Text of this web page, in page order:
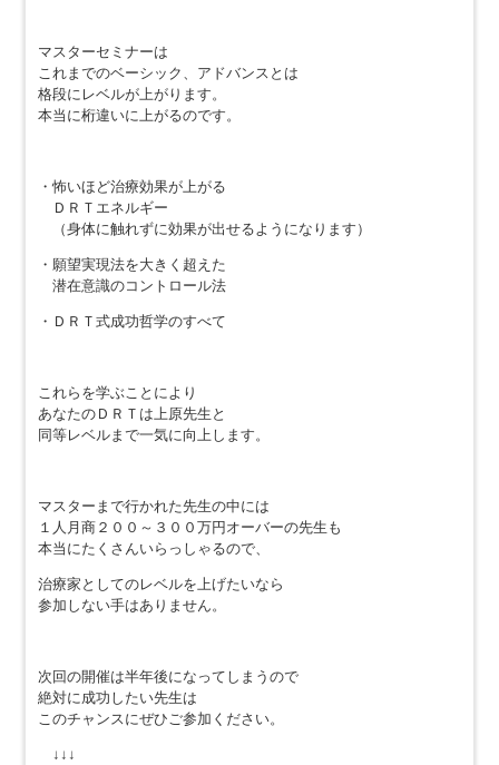
マスターセミナーは
これまでのベーシック、アドバンスとは
格段にレベルが上がります。
本当に桁違いに上がるのです。
・怖いほど治療効果が上がる
ＤＲＴエネルギー
（身体に触れずに効果が出せるようになります）
・願望実現法を大きく超えた
潜在意識のコントロール法
・ＤＲＴ式成功哲学のすべて
これらを学ぶことにより
あなたのＤＲＴは上原先生と
同等レベルまで一気に向上します。
マスターまで行かれた先生の中には
１人月商２００～３００万円オーバーの先生も
本当にたくさんいらっしゃるので、
治療家としてのレベルを上げたいなら
参加しない手はありません。
次回の開催は半年後になってしまうので
絶対に成功したい先生は
このチャンスにぜひご参加ください。
↓↓↓